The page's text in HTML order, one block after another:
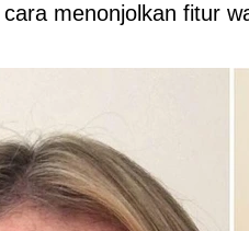
menonjolkan fitur